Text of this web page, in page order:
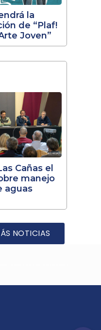
la
de “Plaf!
Joven”
Cañas el
manejo
aguas
NOTICIAS